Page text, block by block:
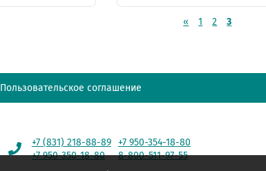
« 1 2 3
Пользовательское соглашение
+7 (831) 218-88-89
+7 950-350-18-80
+7 950-354-18-80
8-800-511-97-55